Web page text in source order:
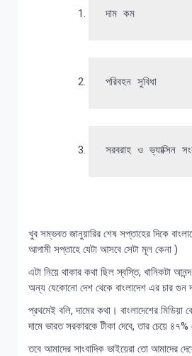
দাম কম
পরিবহন সুবিধা
সরবরাহ ও ভ্যাক্সিন
খুব সম্ভবত জানুয়ারির শেষ সপ্তাহের দিকে
আগামী সপ্তাহে যেটা আসবে সেটা মূল কেনা )
এটা নিয়ে থাকার কথা ছিল স্বস্তি, খানিকটা
অন্য যেকোনো দেশ থেকে বাংলাদেশ এর চার
প্রথমেই বলি, দামের কথা। বাংলাদেশের মিডিয়া
দামে ভারত সরকারকে টীকা দেবে, তার চেয়ে
তবে আমাদের সাংবাদিক ভাইয়েরা তো আমাদের